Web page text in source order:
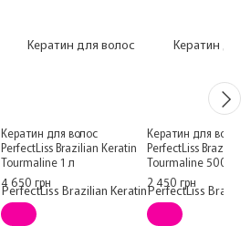
Кератин для волос
PerfectLiss Brazilian Keratin
Tourmaline 1 л
4 650 грн
Кератин для волос
PerfectLiss Brazilian
Tourmaline 500 мл
2 450 грн